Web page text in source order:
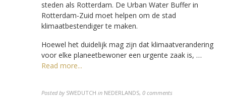
steden als Rotterdam. De Urban Water Buffer in
Rotterdam-Zuid moet helpen om de stad
klimaatbestendiger te maken.
Hoewel het duidelijk mag zijn dat klimaatverandering
voor elke planeetbewoner een urgente zaak is, …
Read more...
Posted by SWEDUTCH in NEDERLANDS,0 comments